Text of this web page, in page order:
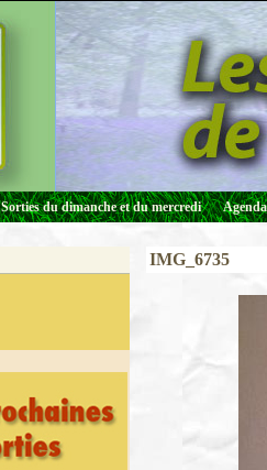
Sorties du dimanche et du mercredi
IMG_6735